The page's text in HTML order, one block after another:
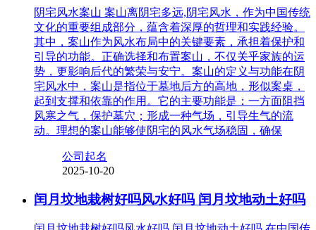
阴宅风水案山 案山离阴宅多远,阴宅风水，作为中国传统
文化的重要组成部分，蕴含着深厚的哲理和实践经验。
其中，案山作为风水布局中的关键要素，承担着保护和
引导的功能。正确选择和布置案山，不仅关乎家族的运
势，更影响后代的繁荣与安宁。案山的定义与功能在阴
宅风水中，案山是指位于墓地后方的高地，形似案桌，
起到支撑和依靠的作用。它的主要功能是：一方面阻挡
风寒之气，保护墓穴；形成一种气场，引导生气的流
动。理想的案山能够使阴宅的风水气场稳固，确保
公司起名
2025-10-20
闰月坟地栽树好吗风水好吗 闰月坟地动土好吗